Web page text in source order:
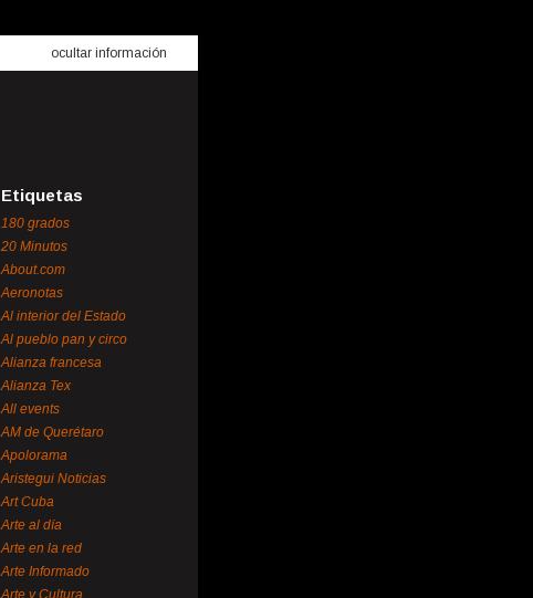
ocultar información
Etiquetas
180 grados
20 Minutos
About.com
Aeronotas
Al interior del Estado
Al pueblo pan y circo
Alianza francesa
Alianza Tex
All events
AM de Querétaro
Apolorama
Aristegui Noticias
Art Cuba
Arte al día
Arte en la red
Arte Informado
Arte y Cultura